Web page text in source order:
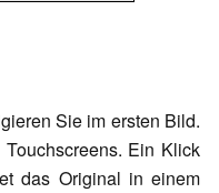
Sie im ersten Bild.
Ein Klick
das Original in einem